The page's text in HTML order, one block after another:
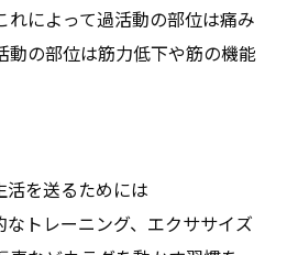
によって過活動の部位は痛み
動の部位は筋力低下や筋の機能
活を送るためには
なトレーニング、エクササイズ